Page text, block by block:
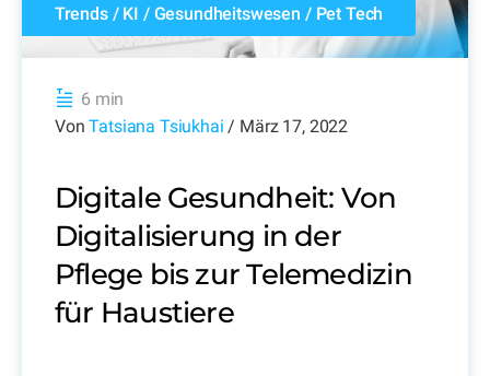
Trends/ KI / Gesundheitswesen / Pet Tech
6 min
VonTatsiana Tsiukhai / März 17, 2022
Digitale Gesundheit: Von
Digitalisierung in der
Pflege bis zur Telemedizin
für Haustiere